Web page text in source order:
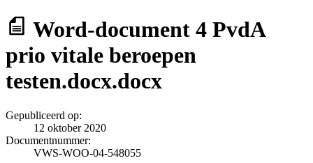
Word-document 4 PvdA
prio vitale beroepen
testen.docx.docx
Gepubliceerd op:
12 oktober 2020
Documentnummer:
VWS-WOO-04-548055